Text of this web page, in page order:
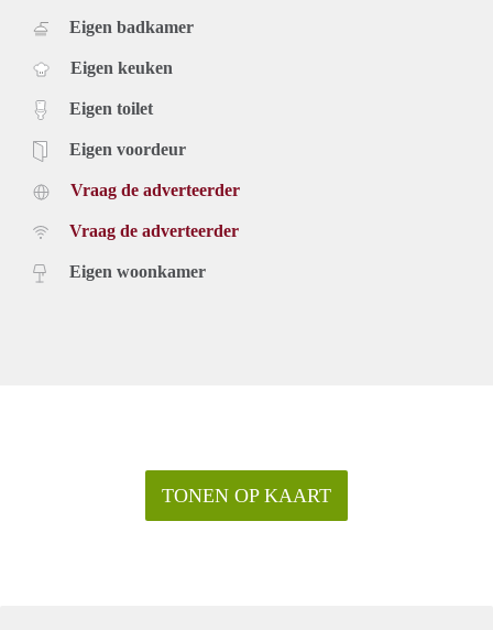
Eigen badkamer
Eigen keuken
Eigen toilet
Eigen voordeur
Vraag de adverteerder
Vraag de adverteerder
Eigen woonkamer
TONEN OP KAART